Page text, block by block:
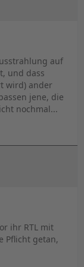
auf
und dass
wird) ander
jene, die
nochmal...
ihr RTL mit
Pflicht getan,